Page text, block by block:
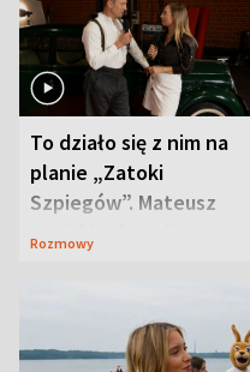
To działo się z nim na
planie „Zatoki
Szpiegów”. Mateusz
Janicki odsłonił
Rozmowy